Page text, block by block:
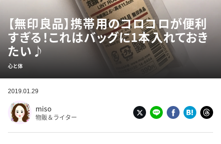
【無印良品】携帯用のコロコロが便利
すぎる！これはバッグに1本入れておき
たい♪
心と体
2019.01.29
miso
物販＆ライター